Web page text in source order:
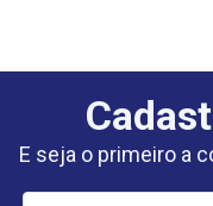
E seja o primeiro a